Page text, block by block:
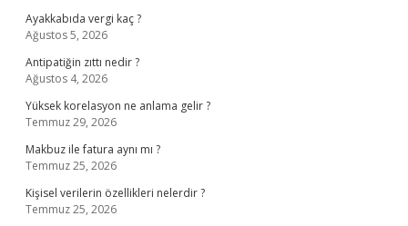
Ayakkabıda vergi kaç ?
Ağustos 5, 2026
Antipatiğin zıttı nedir ?
Ağustos 4, 2026
Yüksek korelasyon ne anlama gelir ?
Temmuz 29, 2026
Makbuz ile fatura aynı mı ?
Temmuz 25, 2026
Kişisel verilerin özellikleri nelerdir ?
Temmuz 25, 2026